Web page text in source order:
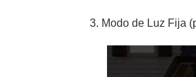
3. Modo de Luz Fija